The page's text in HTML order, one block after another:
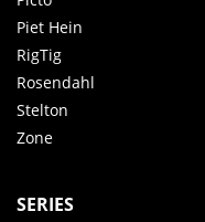
Piet Hein
RigTig
Rosendahl
Stelton
Zone
SERIES